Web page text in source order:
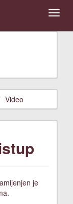
Video
je